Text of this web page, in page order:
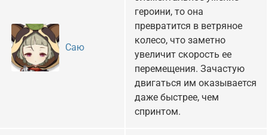
Саю
героини, то она
превратится в ветряное
колесо, что заметно
увеличит скорость ее
перемещения. Зачастую
двигаться им оказывается
даже быстрее, чем
спринтом.